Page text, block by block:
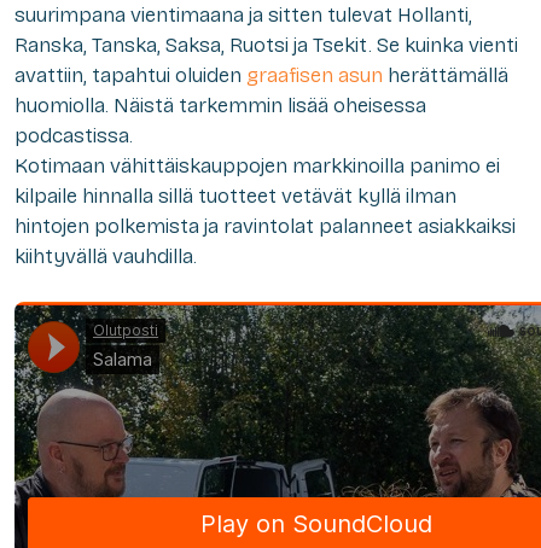
suurimpana vientimaana ja sitten tulevat Hollanti,
Ranska, Tanska, Saksa, Ruotsi ja Tsekit. Se kuinka vienti
avattiin, tapahtui oluiden graafisen asun herättämällä
huomiolla. Näistä tarkemmin lisää oheisessa
podcastissa.
Kotimaan vähittäiskauppojen markkinoilla panimo ei
kilpaile hinnalla sillä tuotteet vetävät kyllä ilman
hintojen polkemista ja ravintolat palanneet asiakkaiksi
kiihtyvällä vauhdilla.